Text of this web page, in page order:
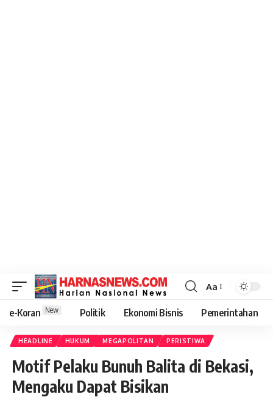
Aa
e-Koran New Politik Ekonomi Bisnis Pemerintahan
HEADLINE HUKUM MEGAPOLITAN PERISTIWA
Motif Pelaku Bunuh Balita di Bekasi,
Mengaku Dapat Bisikan